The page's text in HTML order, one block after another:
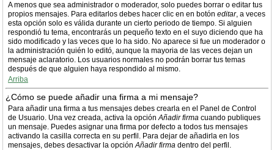
A menos que sea administrador o moderador, solo puedes borrar o editar tus
propios mensajes. Para editarlos debes hacer clic en en botón editar, a veces
esta opción solo es válida durante un cierto periodo de tiempo. Si alguien
respondió tu tema, encontrarás un pequeño texto en el suyo diciendo que ha
sido modificado y las veces que lo ha sido. No aparece si fue un moderador o
la administración quién lo editó, aunque la mayoria de las veces dejan un
mensaje aclaratorio. Los usuarios normales no podrán borrar tus temas
después de que alguien haya respondido al mismo.
Arriba
¿Cómo se puede añadir una firma a mi mensaje?
Para añadir una firma a tus mensajes debes crearla en el Panel de Control
de Usuario. Una vez creada, activa la opciónAñadir firma cuando publiques
un mensaje. Puedes asignar una firma por defecto a todos tus mensajes
activando la casilla correcta en su perfil. Para dejar de añadirla en los
mensajes, debes desactivar la opciónAñadir firma dentro del perfil.